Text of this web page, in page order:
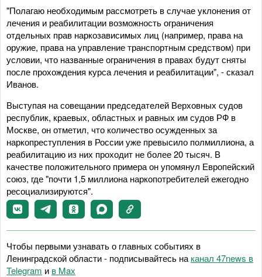
"Полагаю необходимым рассмотреть в случае уклонения от
лечения и реабилитации возможность ограничения
отдельных прав наркозависимых лиц (например, права на
оружие, права на управление транспортным средством) при
условии, что названные ограничения в правах будут сняты
после прохождения курса лечения и реабилитации", - сказал
Иванов.
Выступая на совещании председателей Верховных судов
республик, краевых, областных и равных им судов РФ в
Москве, он отметил, что количество осужденных за
наркопреступления в России уже превысило полмиллиона, а
реабилитацию из них проходит не более 20 тысяч. В
качестве положительного примера он упомянул Европейский
союз, где "почти 1,5 миллиона наркопотребителей ежегодно
ресоциализируются".
Чтобы первыми узнавать о главных событиях в
Ленинградской области - подписывайтесь на канал 47news в
Telegram и в Maх